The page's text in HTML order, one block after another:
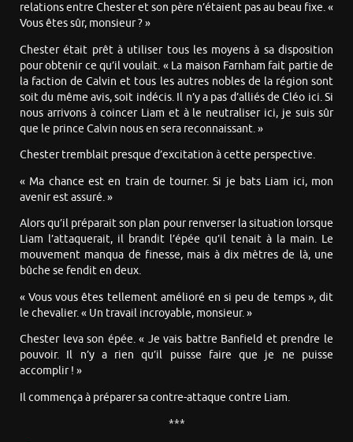
relations entre Chester et son père n’étaient pas au beau fixe. «
Vous êtes sûr, monsieur ? »
Chester était prêt à utiliser tous les moyens à sa disposition
pour obtenir ce qu’il voulait. « La maison Farnham fait partie de
la faction de Calvin et tous les autres nobles de la région sont
soit du même avis, soit indécis. Il n’y a pas d’alliés de Cléo ici. Si
nous arrivons à coincer Liam et à le neutraliser ici, je suis sûr
que le prince Calvin nous en sera reconnaissant. »
Chester tremblait presque d’excitation à cette perspective.
« Ma chance est en train de tourner. Si je bats Liam ici, mon
avenir est assuré. »
Alors qu’il préparait son plan pour renverser la situation lorsque
Liam l’attaquerait, il brandit l’épée qu’il tenait à la main. Le
mouvement manqua de finesse, mais à dix mètres de là, une
bûche se fendit en deux.
« Vous vous êtes tellement amélioré en si peu de temps », dit
le chevalier. « Un travail incroyable, monsieur. »
Chester leva son épée. « Je vais battre Banfield et prendre le
pouvoir. Il n’y a rien qu’il puisse faire que je ne puisse
accomplir ! »
Il commença à préparer sa contre-attaque contre Liam.
***